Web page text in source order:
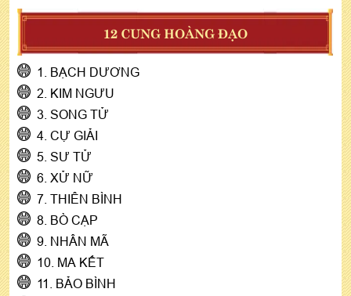
12 CUNG HOÀNG ĐẠO
1. BẠCH DƯƠNG
2. KIM NGƯU
3. SONG TỬ
4. CỰ GIẢI
5. SƯ TỬ
6. XỬ NỮ
7. THIÊN BÌNH
8. BÒ CẠP
9. NHÂN MÃ
10. MA KẾT
11. BẢO BÌNH